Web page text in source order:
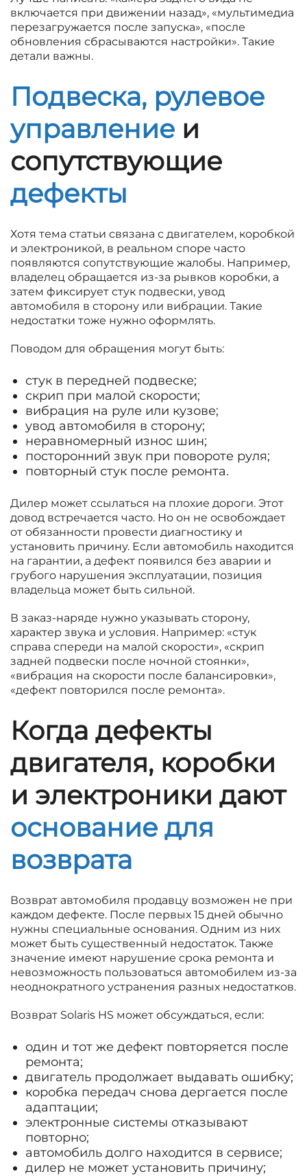
включается при движении назад», «мультимедиа
перезагружается после запуска», «после
обновления сбрасываются настройки». Такие
детали важны.
Подвеска, рулевое
управление и
сопутствующие
дефекты
Хотя тема статьи связана с двигателем, коробкой
и электроникой, в реальном споре часто
появляются сопутствующие жалобы. Например,
владелец обращается из-за рывков коробки, а
затем фиксирует стук подвески, увод
автомобиля в сторону или вибрации. Такие
недостатки тоже нужно оформлять.
Поводом для обращения могут быть:
стук в передней подвеске;
скрип при малой скорости;
вибрация на руле или кузове;
увод автомобиля в сторону;
неравномерный износ шин;
посторонний звук при повороте руля;
повторный стук после ремонта.
Дилер может ссылаться на плохие дороги. Этот
довод встречается часто. Но он не освобождает
от обязанности провести диагностику и
установить причину. Если автомобиль находится
на гарантии, а дефект появился без аварии и
грубого нарушения эксплуатации, позиция
владельца может быть сильной.
В заказ-наряде нужно указывать сторону,
характер звука и условия. Например: «стук
справа спереди на малой скорости», «скрип
задней подвески после ночной стоянки»,
«вибрация на скорости после балансировки»,
«дефект повторился после ремонта».
Когда дефекты
двигателя, коробки
и электроники дают
основание для
возврата
Возврат автомобиля продавцу возможен не при
каждом дефекте. После первых 15 дней обычно
нужны специальные основания. Одним из них
может быть существенный недостаток. Также
значение имеют нарушение срока ремонта и
невозможность пользоваться автомобилем из-за
неоднократного устранения разных недостатков.
Возврат Solaris HS может обсуждаться, если:
один и тот же дефект повторяется после
ремонта;
двигатель продолжает выдавать ошибку;
коробка передач снова дергается после
адаптации;
электронные системы отказывают
повторно;
автомобиль долго находится в сервисе;
дилер не может установить причину;